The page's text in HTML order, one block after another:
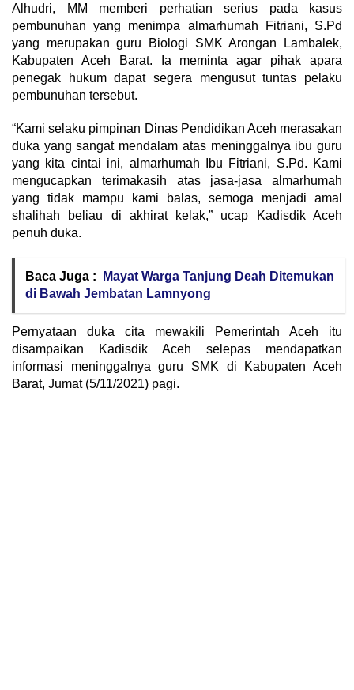
Alhudri, MM memberi perhatian serius pada kasus
pembunuhan yang menimpa almarhumah Fitriani, S.Pd
yang merupakan guru Biologi SMK Arongan Lambalek,
Kabupaten Aceh Barat. Ia meminta agar pihak apara
penegak hukum dapat segera mengusut tuntas pelaku
pembunuhan tersebut.
“Kami selaku pimpinan Dinas Pendidikan Aceh merasakan
duka yang sangat mendalam atas meninggalnya ibu guru
yang kita cintai ini, almarhumah Ibu Fitriani, S.Pd. Kami
mengucapkan terimakasih atas jasa-jasa almarhumah
yang tidak mampu kami balas, semoga menjadi amal
shalihah beliau di akhirat kelak,” ucap Kadisdik Aceh
penuh duka.
Baca Juga :
Mayat Warga Tanjung Deah Ditemukan
di Bawah Jembatan Lamnyong
Pernyataan duka cita mewakili Pemerintah Aceh itu
disampaikan Kadisdik Aceh selepas mendapatkan
informasi meninggalnya guru SMK di Kabupaten Aceh
Barat, Jumat (5/11/2021) pagi.